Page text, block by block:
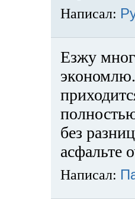
Написал:
Езжу
без
асфальте
Написал: